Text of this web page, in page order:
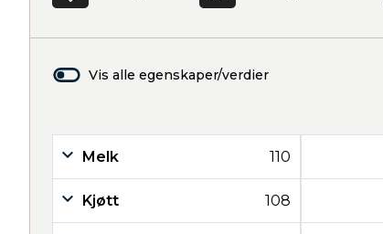
Vis alle egenskaper/verdier
Melk 110
Kjøtt 108